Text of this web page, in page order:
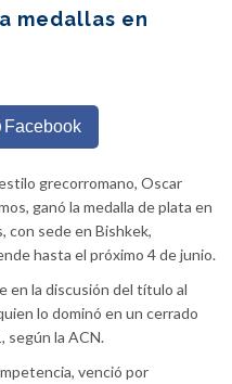
medallas en
Facebook
grecorromano, Oscar
ganó la medalla de plata en
con sede en Bishkek,
hasta el próximo 4 de junio.
en la discusión del título al
lo dominó en un cerrado
según la ACN.
venció por